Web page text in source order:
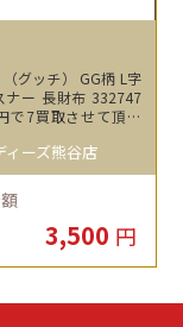
（グッチ） GG柄 L字
ナー 長財布 332747
で7買取させて頂き
ィーズ熊谷店
3,500 円